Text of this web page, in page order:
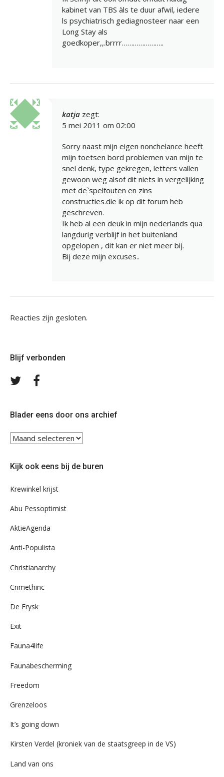
kabinet van TBS àls te duur afwil, iedere
ls psychiatrisch gediagnosteer naar een
Long Stay als
goedkoper,,.brrrr…………………..
katja zegt:
5 mei 2011 om 02:00
Sorry naast mijn eigen nonchelance heeft
mijn toetsen bord problemen van mijn te
snel denk, type gekregen, letters vallen
gewoon weg alsof dit niets in vergelijking
met de`spelfouten en zins
constructies.die ik op dit forum heb
geschreven.
Ik heb al een deuk in mijn nederlands qua
langdurig verblijf in het buitenland
opgelopen , dit kan er niet meer bij.
Bij deze mijn excuses..
Reacties zijn gesloten.
Blijf verbonden
Volg
Blader eens door ons archief
Blader
eens
ons
Kijk ook eens bij de buren
Krewinkel krijst
Abu Pessoptimist
AktieAgenda
Anti-Populista
Christianarchy
Crimethinc
De Frysk
Exit
Fauna4life
Faunabescherming
Freedom
Grenzeloos
It’s going down
Kirsten Verdel (kroniek van de staatsgreep in de VS)
Land van ons